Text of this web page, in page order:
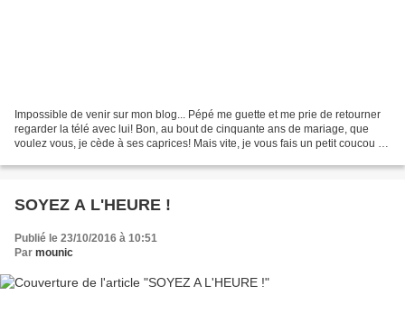
Impossible de venir sur mon blog... Pépé me guette et me prie de retourner
regarder la télé avec lui! Bon, au bout de cinquante ans de mariage, que
voulez vous, je cède à ses caprices! Mais vite, je vous fais un petit coucou du
SOYEZ A L'HEURE !
Publié le 23/10/2016 à 10:51
Par mounic